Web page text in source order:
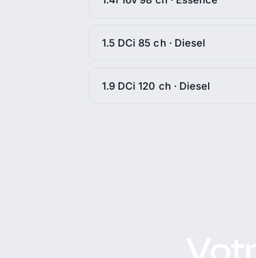
1.5 DCi 85 ch · Diesel
1.9 DCi 120 ch · Diesel